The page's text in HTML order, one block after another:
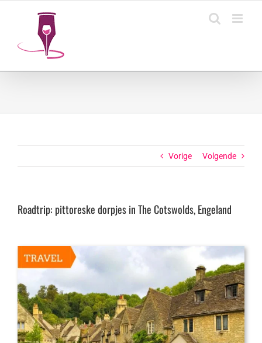
Vorige Volgende
Roadtrip: pittoreske dorpjes in The Cotswolds, Engeland